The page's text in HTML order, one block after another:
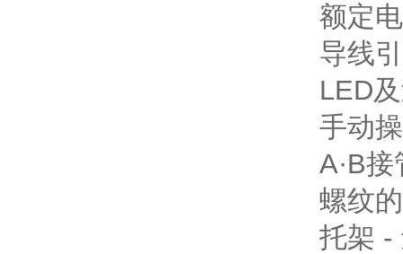
额定
导线
LED
手动
A·B
螺纹
托架 -